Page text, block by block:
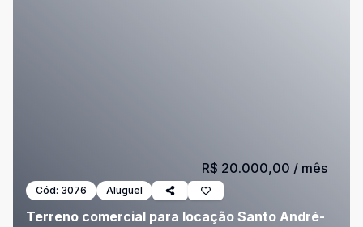
Cód: 3076 Aluguel
Terreno comercial para locação Santo André-
R$ 20.000,00 / mês